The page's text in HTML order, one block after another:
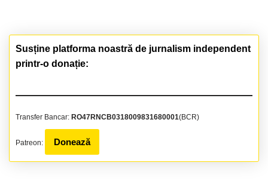
Susține platforma noastră de jurnalism independent
printr-o donație:
Transfer Bancar: RO47RNCB0318009831680001(BCR)
Patreon: Donează